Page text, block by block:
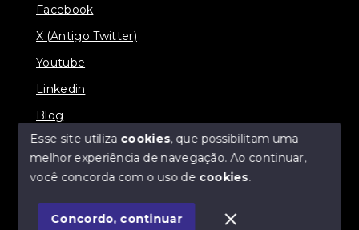
Facebook
X (Antigo Twitter)
Youtube
Linkedin
Blog
© Copyright 2026 - Imobiliária SÃO VICENTE
SITE PARA IMOBILIARIA
Esse site utiliza cookies, que possibilitam uma
melhor experiência de navegação.Ao continuar,
você concorda com o uso de cookies.
Concordo, continuar